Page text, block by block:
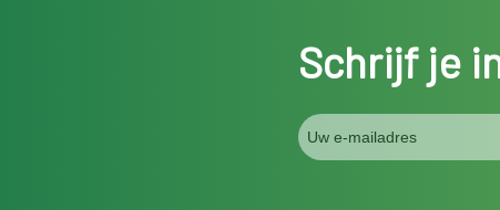
Schrijf je